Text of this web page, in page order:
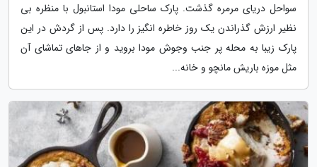
سواحل دریای مرمره گذشت. پارک ساحلی مودا استانبول با منظره بی
نظیر ارزش گذراندن یک روز خاطره انگیز را دارد. پس از گردش در این
پارک زیبا به محله پر جنب وجوش مودا بروید و از جاهای تماشای آن
مثل موزه باریش مانچو و خانه...